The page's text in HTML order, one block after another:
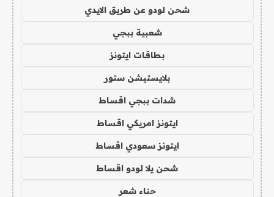
شحن لودو عن طريق الايدي
شعبية ببجي
بطاقات ايتونز
بلايستيشن ستور
شدات ببجي اقساط
ايتونز امريكي اقساط
ايتونز سعودي اقساط
شحن يلا لودو اقساط
حناء شعر